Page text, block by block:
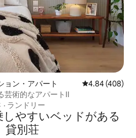
ョン・アパート レビュー408
4.84 (408)
芸術的なアパートII
· ランドリー
やすいベッドがある
貸別荘